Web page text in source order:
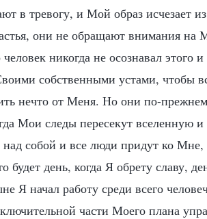
в тревогу, и Мой образ исчезает
они не обращают внимания
никогда не осознавал этого
собственными устами, чтобы
нечто от Меня. Но они по-
Мои следы пересекут вселенную и
над собой и все люди придут ко
будет день, когда Я обрету славу,
Я начал работу среди всего
части Моего плана